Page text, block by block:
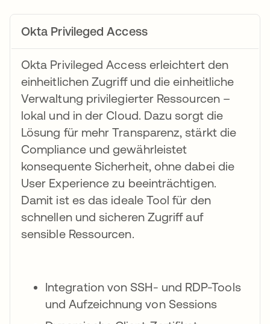
Okta Privileged Access
Okta Privileged Access erleichtert den
einheitlichen Zugriff und die einheitliche
Verwaltung privilegierter Ressourcen –
lokal und in der Cloud. Dazu sorgt die
Lösung für mehr Transparenz, stärkt die
Compliance und gewährleistet
konsequente Sicherheit, ohne dabei die
User Experience zu beeinträchtigen.
Damit ist es das ideale Tool für den
schnellen und sicheren Zugriff auf
sensible Ressourcen.
Integration von SSH- und RDP-Tools
und Aufzeichnung von Sessions